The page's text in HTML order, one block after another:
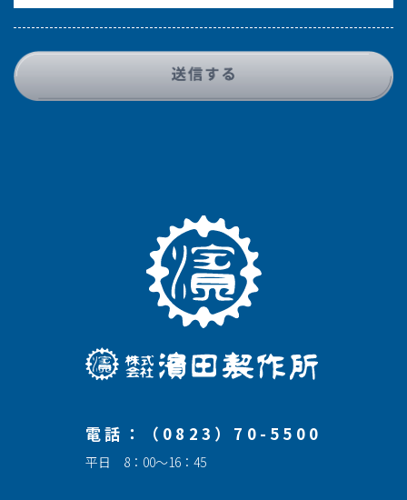
電話：（0823）70-5500
平日 8：00～16：45